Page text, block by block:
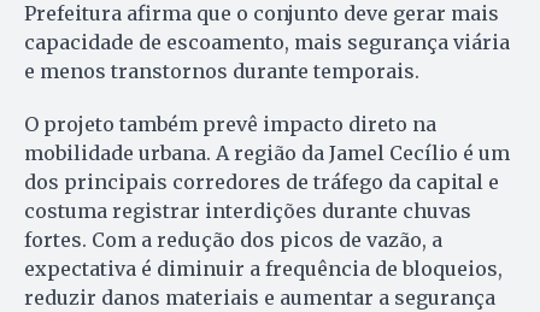
Prefeitura afirma que o conjunto deve gerar mais
capacidade de escoamento, mais segurança viária
e menos transtornos durante temporais.
O projeto também prevê impacto direto na
mobilidade urbana. A região da Jamel Cecílio é um
dos principais corredores de tráfego da capital e
costuma registrar interdições durante chuvas
fortes. Com a redução dos picos de vazão, a
expectativa é diminuir a frequência de bloqueios,
reduzir danos materiais e aumentar a segurança